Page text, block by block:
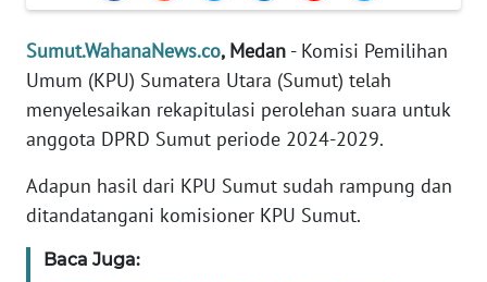
Sumut.WahanaNews.co, Medan - Komisi Pemilihan
Umum (KPU) Sumatera Utara (Sumut) telah
menyelesaikan rekapitulasi perolehan suara untuk
anggota DPRD Sumut periode 2024-2029.
Adapun hasil dari KPU Sumut sudah rampung dan
ditandatangani komisioner KPU Sumut.
Baca Juga:
PEDOMAN
MEDIA
SIBER
REDAKSI